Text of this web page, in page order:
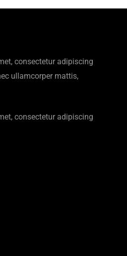
consectetur adipiscing
ullamcorper mattis,
consectetur adipiscing